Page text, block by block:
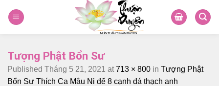
Tượng Phật Bổn Sư
Published Tháng 5 21, 2021 at 713 × 800 in Tượng Phật
Bổn Sư Thích Ca Mâu Ni đế 8 cạnh đá thạch anh